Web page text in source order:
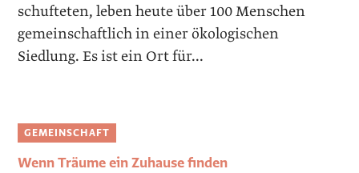
schufteten, leben heute über 100 Menschen
gemeinschaftlich in einer ökologischen
Siedlung. Es ist ein Ort für...
GEMEINSCHAFT
Wenn Träume ein Zuhause finden